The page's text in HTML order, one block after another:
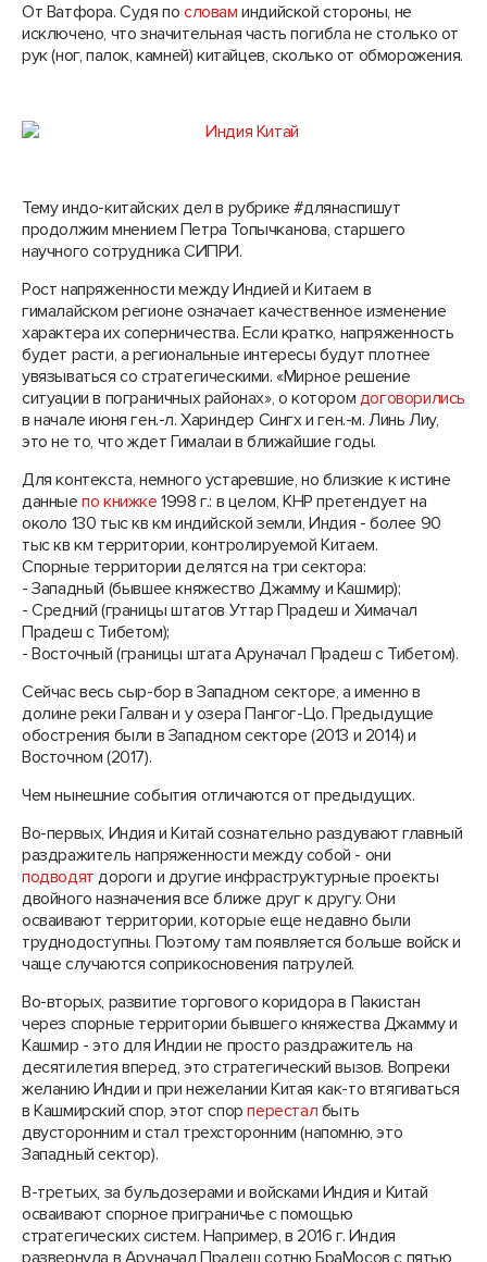
От Ватфора. Судя по словам индийской стороны, не
исключено, что значительная часть погибла не столько от
рук (ног, палок, камней) китайцев, сколько от обморожения.
Тему индо-китайских дел в рубрике #длянаспишут
продолжим мнением Петра Топычканова, старшего
научного сотрудника СИПРИ.
Рост напряженности между Индией и Китаем в
гималайском регионе означает качественное изменение
характера их соперничества. Если кратко, напряженность
будет расти, а региональные интересы будут плотнее
увязываться со стратегическими. «Мирное решение
ситуации в пограничных районах», о котором договорились
в начале июня ген.-л. Хариндер Сингх и ген.-м. Линь Лиу,
это не то, что ждет Гималаи в ближайшие годы.
Для контекста, немного устаревшие, но близкие к истине
данныепо книжке1998 г.: в целом, КНР претендует на
около 130 тыс кв км индийской земли, Индия - более 90
тыс кв км территории, контролируемой Китаем.
Спорные территории делятся на три сектора:
- Западный (бывшее княжество Джамму и Кашмир);
- Средний (границы штатов Уттар Прадеш и Химачал
Прадеш с Тибетом);
- Восточный (границы штата Аруначал Прадеш с Тибетом).
Сейчас весь сыр-бор в Западном секторе, а именно в
долине реки Галван и у озера Пангог-Цо. Предыдущие
обострения были в Западном секторе (2013 и 2014) и
Восточном (2017).
Чем нынешние события отличаются от предыдущих.
Во-первых, Индия и Китай сознательно раздувают главный
раздражитель напряженности между собой - они
подводят дороги и другие инфраструктурные проекты
двойного назначения все ближе друг к другу. Они
осваивают территории, которые еще недавно были
труднодоступны. Поэтому там появляется больше войск и
чаще случаются соприкосновения патрулей.
Во-вторых, развитие торгового коридора в Пакистан
через спорные территории бывшего княжества Джамму и
Кашмир - это для Индии не просто раздражитель на
десятилетия вперед, это стратегический вызов. Вопреки
желанию Индии и при нежелании Китая как-то втягиваться
в Кашмирский спор, этот спорперестал быть
двусторонним и стал трехсторонним (напомню, это
Западный сектор).
В-третьих, за бульдозерами и войсками Индия и Китай
осваивают спорное приграничье с помощью
стратегических систем. Например, в 2016 г. Индия
развернула в Аруначал Прадеш сотню БраМосов с пятью